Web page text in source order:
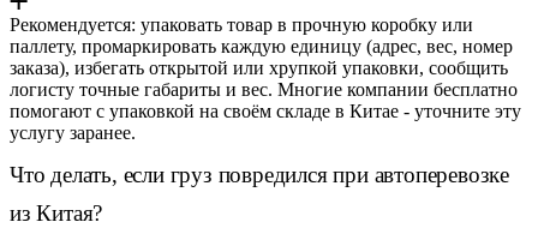
Рекомендуется: упаковать товар в прочную коробку или
паллету, промаркировать каждую единицу (адрес, вес, номер
заказа), избегать открытой или хрупкой упаковки, сообщить
логисту точные габариты и вес. Многие компании бесплатно
помогают с упаковкой на своём складе в Китае - уточните эту
услугу заранее.
Что делать, если груз повредился при автоперевозке
из Китая?